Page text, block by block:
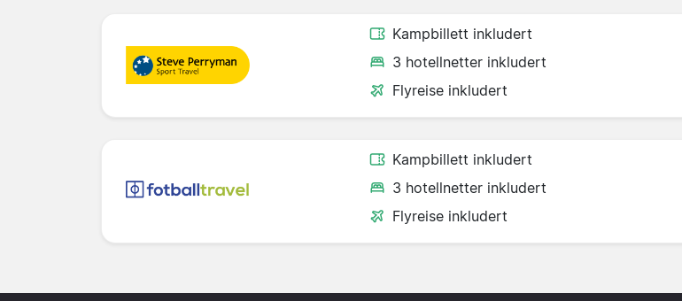
Kampbillett inkludert
3 hotellnetter inkludert
Flyreise inkludert
Kampbillett inkludert
3 hotellnetter inkludert
Flyreise inkludert